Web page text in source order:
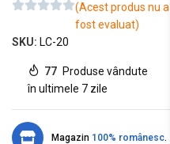
(Acest produs nu a
fost evaluat)
SKU: LC-20
77 Produse vândute
în ultimele 7 zile
Magazin 100% românesc.